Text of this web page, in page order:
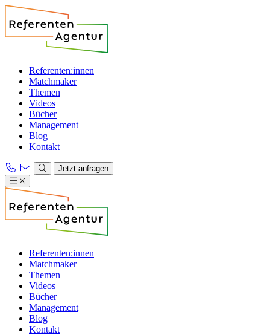
Referenten:innen
Matchmaker
Themen
Videos
Bücher
Management
Blog
Kontakt
Jetzt anfragen
Referenten:innen
Matchmaker
Themen
Videos
Bücher
Management
Blog
Kontakt